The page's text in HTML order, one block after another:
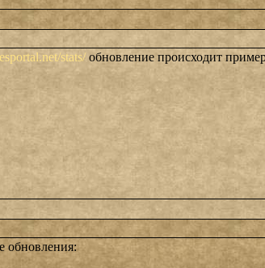
stats/ обновление происходит
обновления: